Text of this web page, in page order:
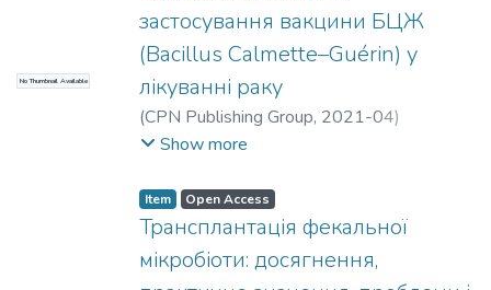
No Thumbnail Available
застосування вакцини БЦЖ
(Bacillus Calmette–Guérin) у
лікуванні раку
(CPN Publishing Group, 2021-04)
Левковська, Анна Валеріївна
Олена Ігорівна
Show more
Item Open Access
Трансплантація фекальної
мікробіоти: досягнення,